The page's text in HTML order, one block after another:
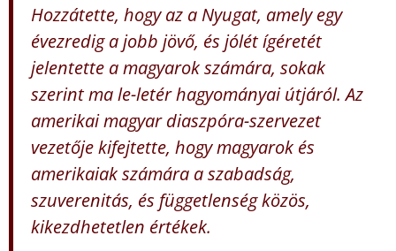
Hozzátette, hogy az a Nyugat, amely egy
évezredig a jobb jövő, és jólét ígéretét
jelentette a magyarok számára, sokak
szerint ma le-letér hagyományai útjáról. Az
amerikai magyar diaszpóra-szervezet
vezetője kifejtette, hogy magyarok és
amerikaiak számára a szabadság,
szuverenitás, és függetlenség közös,
kikezdhetetlen értékek.